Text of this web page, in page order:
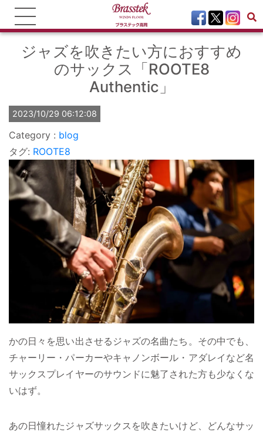
ジャズを吹きたい方におすすめ
のサックス「ROOTE8
Authentic」
2023/10/29 06:12:08
blog
タグ: ROOTE8
かの日々を思い出させるジャズの名曲たち。その中でも、
チャーリー・パーカーやキャノンボール・アダレイなど名
サックスプレイヤーのサウンドに魅了された方も少なくな
いはず。
あの日憧れたジャズサックスを吹きたいけど、どんなサッ